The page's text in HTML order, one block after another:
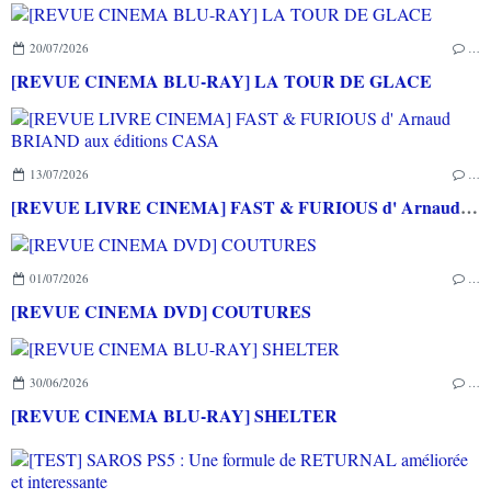
20/07/2026 …
[REVUE CINEMA BLU-RAY] LA TOUR DE GLACE
13/07/2026 …
[REVUE LIVRE CINEMA] FAST & FURIOUS d' Arnaud BRIAND aux éditions CASA
01/07/2026 …
[REVUE CINEMA DVD] COUTURES
30/06/2026 …
[REVUE CINEMA BLU-RAY] SHELTER